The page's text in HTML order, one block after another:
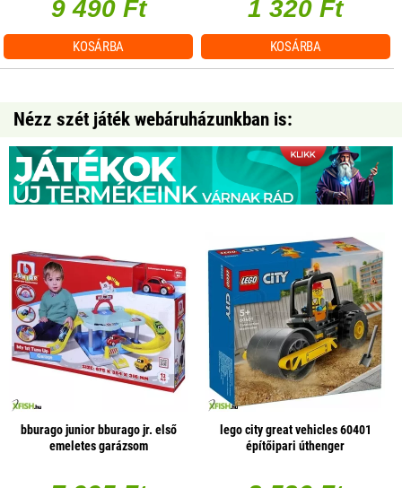
9 490 Ft
KOSÁRBA
1 320 Ft
KOSÁRBA
Nézz szét játék webáruházunkban is:
bburago junior bburago jr. első
emeletes garázsom
lego city great vehicles 60401
építőipari úthenger